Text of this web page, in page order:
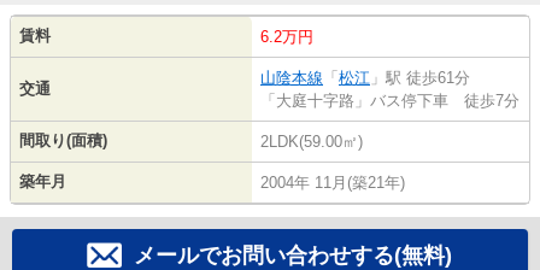
賃料 6.2万円
交通
山陰本線 「 松江 」駅 徒歩61分
「大庭十字路」バス停下車 徒歩7分
間取り(面積) 2LDK(59.00㎡)
築年月 2004年 11月(築21年)
メールでお問い合わせする(無料)